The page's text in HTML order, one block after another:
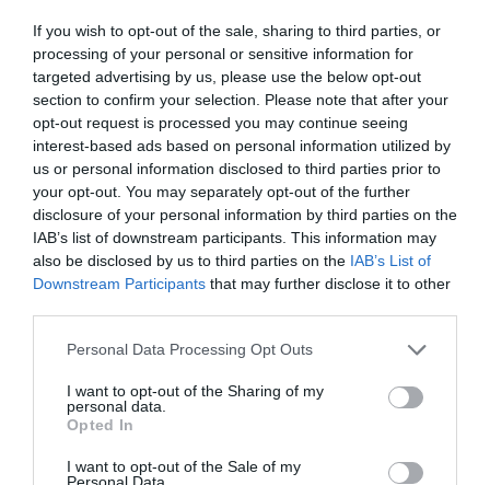
If you wish to opt-out of the sale, sharing to third parties, or
processing of your personal or sensitive information for
targeted advertising by us, please use the below opt-out
section to confirm your selection. Please note that after your
opt-out request is processed you may continue seeing
interest-based ads based on personal information utilized by
us or personal information disclosed to third parties prior to
your opt-out. You may separately opt-out of the further
disclosure of your personal information by third parties on the
IAB’s list of downstream participants. This information may
also be disclosed by us to third parties on the IAB’s List of
Downstream Participants that may further disclose it to other
Please note that this website/app uses one or more Google
not limited to your visit or usage behaviour. You may click to
grant or deny consent to Google and its third-party tags to
use your data for below specified purposes in below Google
consent section.
Personal Data Processing Opt Outs
I want to opt-out of the Sharing of my
personal data.
Opted In
I want to opt-out of the Sale of my
Personal Data.
Fungus Is A Parasite, And It Dies From A Drop Of
Plain...
More
258 181 255
3 h 46 min